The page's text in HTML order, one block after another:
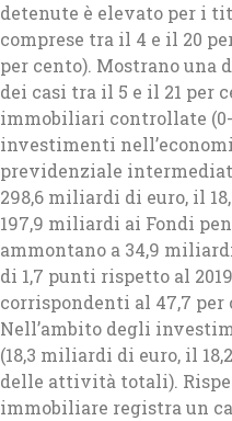
detenute è elevato per i
comprese tra il 4 e il 20
per cento). Mostrano una
dei casi tra il 5 e il 21 per
immobiliari controllate (0-
investimenti
previdenziale
298,6 miliardi di euro, il
197,9 miliardi ai Fondi
ammontano a 34,9
di 1,7 punti rispetto al
corrispondenti al 47,7
Nell’ambito degli
(18,3 miliardi di euro, il
delle attività totali).
immobiliare registra un